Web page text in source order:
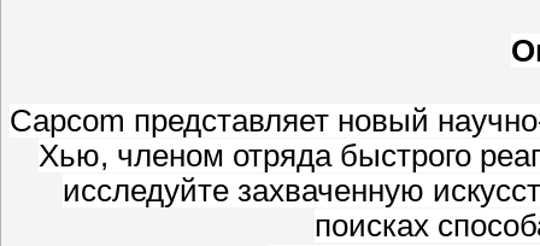
Capcom представляет новый
Хью, членом отряда быстрого
исследуйте захваченную
поисках